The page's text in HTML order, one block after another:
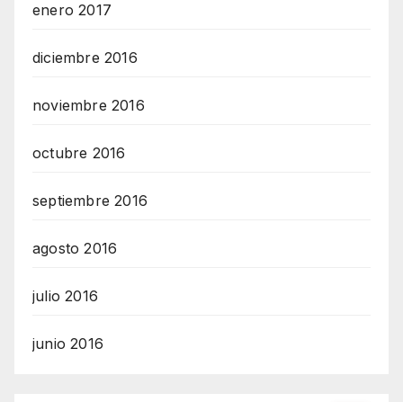
enero 2017
diciembre 2016
noviembre 2016
octubre 2016
septiembre 2016
agosto 2016
julio 2016
junio 2016